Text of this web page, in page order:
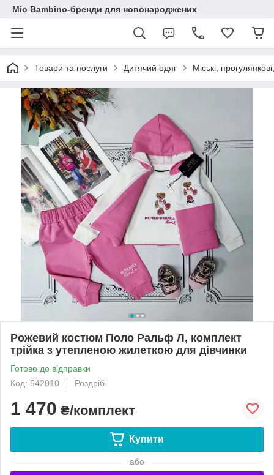
Mio Bambino-бренди для новонароджених
Товари та послуги Дитячий одяг Міські,
Рожевий костюм Поло Ральф Л, комплект
трійка з утепленою жилеткою для дівчинки
Готово до відправки
Код: 542010
Роздріб
1 470 ₴/комплект
Купити
або